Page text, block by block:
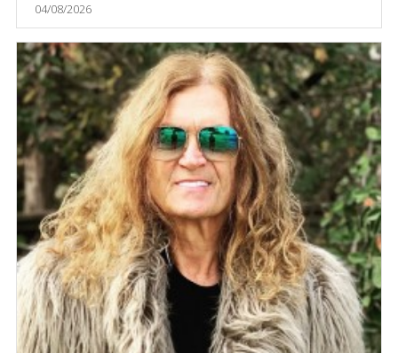
04/08/2026